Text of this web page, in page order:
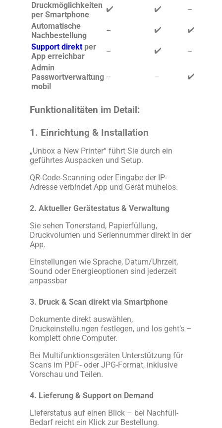
Druckmöglichkeiten
per Smartphone
✔️ ✔️
–
Automatische
Nachbestellung
– ✔️
✔️
Support direktper
App erreichbar
– ✔️
–
Admin
Passwortverwaltung
mobil
– – ✔️
Funktionalitäten im Detail:
1. Einrichtung & Installation
„Unbox a New Printer“ führt Sie durch ein
geführtes Auspacken und Setup.
QR-Code‑Scanning oder Eingabe der IP-
Adresse verbindet App und Gerät mühelos.
2. Aktueller Gerätestatus & Verwaltung
Sie sehen Tonerstand, Papierfüllung,
Druckvolumen und Seriennummer direkt in der
App.
Einstellungen wie Sprache, Datum/Uhrzeit,
Sound oder Energieoptionen sind jederzeit
anpassbar
3. Druck & Scan direkt via Smartphone
Dokumente direkt auswählen,
Druckeinstellu.ngen festlegen, und los geht’s –
komplett ohne Computer.
Bei Multifunktionsgeräten Unterstützung für
Scans im PDF‑ oder JPG-Format, inklusive
Vorschau und Teilen.
4. Lieferung & Support on Demand
Lieferstatus auf einen Blick – bei Nachfüll-
Bedarf reicht ein Klick zur Bestellung.